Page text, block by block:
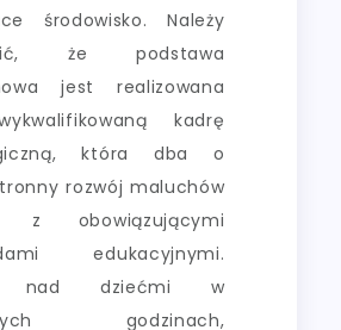
środowisko. Należy
że podstawa
jest realizowana
kadrę
która dba o
rozwój maluchów
z obowiązującymi
edukacyjnymi.
nad dziećmi w
godzinach,